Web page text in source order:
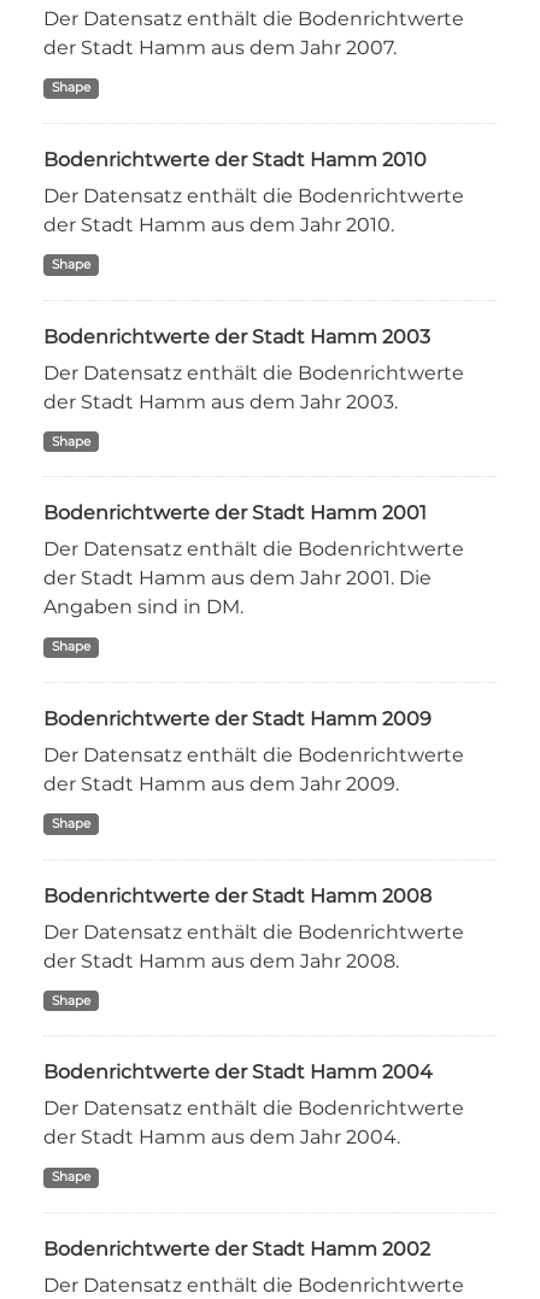
Der Datensatz enthält die Bodenrichtwerte
der Stadt Hamm aus dem Jahr 2007.
Shape
Bodenrichtwerte der Stadt Hamm 2010
Der Datensatz enthält die Bodenrichtwerte
der Stadt Hamm aus dem Jahr 2010.
Shape
Bodenrichtwerte der Stadt Hamm 2003
Der Datensatz enthält die Bodenrichtwerte
der Stadt Hamm aus dem Jahr 2003.
Shape
Bodenrichtwerte der Stadt Hamm 2001
Der Datensatz enthält die Bodenrichtwerte
der Stadt Hamm aus dem Jahr 2001. Die
Angaben sind in DM.
Shape
Bodenrichtwerte der Stadt Hamm 2009
Der Datensatz enthält die Bodenrichtwerte
der Stadt Hamm aus dem Jahr 2009.
Shape
Bodenrichtwerte der Stadt Hamm 2008
Der Datensatz enthält die Bodenrichtwerte
der Stadt Hamm aus dem Jahr 2008.
Shape
Bodenrichtwerte der Stadt Hamm 2004
Der Datensatz enthält die Bodenrichtwerte
der Stadt Hamm aus dem Jahr 2004.
Shape
Bodenrichtwerte der Stadt Hamm 2002
Der Datensatz enthält die Bodenrichtwerte